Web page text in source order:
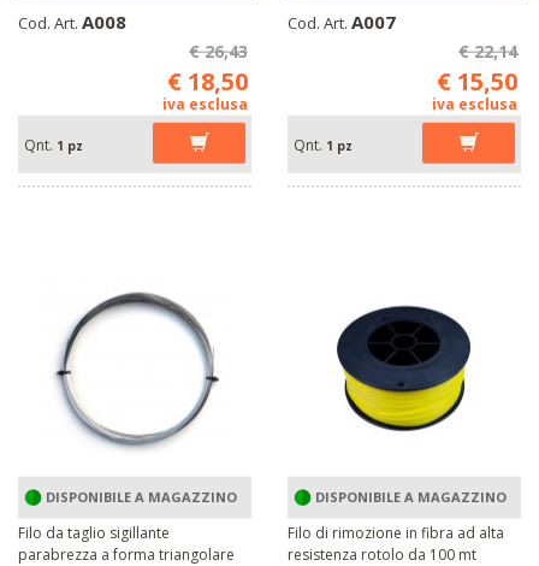
Cod. Art. A008
€ 26,43
€ 18,50
iva esclusa
Qnt. 1 pz
Cod. Art. A007
€ 22,14
€ 15,50
iva esclusa
Qnt. 1 pz
DISPONIBILE A MAGAZZINO
Filo da taglio sigillante
parabrezza a forma triangolare
DISPONIBILE A MAGAZZINO
Filo di rimozione in fibra ad alta
resistenza rotolo da 100 mt